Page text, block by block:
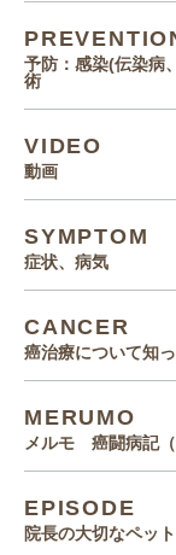
予防：感染(伝染病
術
VIDEO
動画
SYMPTOM
症状、病気
CANCER
癌治療について知
MERUMO
メルモ 癌闘病記（
EPISODE
院長の大切なペッ